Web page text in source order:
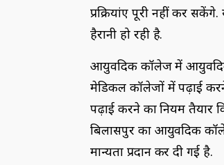
प्रक्रियांए पूरी नहीं कर
हैरानी हो रही है.
आयुर्वेदिक कॉलेज में
मेडिकल कॉलेजों में पढ़ाई
पढ़ाई करने का नियम तैयार
बिलासपुर का आयुर्वेदिक
मान्यता प्रदान कर दी गई है.